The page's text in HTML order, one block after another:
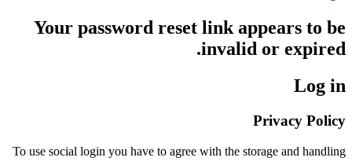
Your password reset link appears to be
invalid or expired.
Log in
Privacy Policy
To use social login you have to agree with the storage and handling